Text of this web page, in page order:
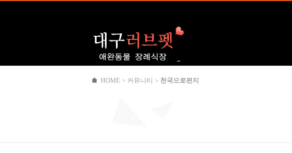
Logo
HOME > 커뮤니티 > 천국으로편지